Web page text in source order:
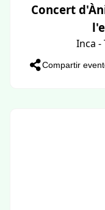
Concert
Inca -
Compartir